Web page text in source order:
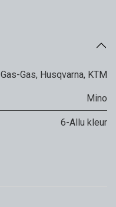
Gas-Gas, Husqvarna, KTM
Mino
6-Allu kleur